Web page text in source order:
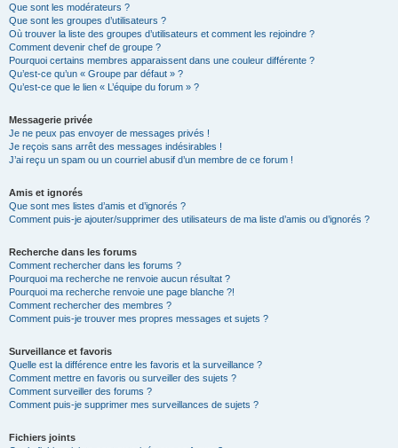
Que sont les modérateurs ?
Que sont les groupes d’utilisateurs ?
Où trouver la liste des groupes d’utilisateurs et comment les rejoindre ?
Comment devenir chef de groupe ?
Pourquoi certains membres apparaissent dans une couleur différente ?
Qu’est-ce qu’un « Groupe par défaut » ?
Qu’est-ce que le lien « L’équipe du forum » ?
Messagerie privée
Je ne peux pas envoyer de messages privés !
Je reçois sans arrêt des messages indésirables !
J’ai reçu un spam ou un courriel abusif d’un membre de ce forum !
Amis et ignorés
Que sont mes listes d’amis et d’ignorés ?
Comment puis-je ajouter/supprimer des utilisateurs de ma liste d’amis ou d’ignorés ?
Recherche dans les forums
Comment rechercher dans les forums ?
Pourquoi ma recherche ne renvoie aucun résultat ?
Pourquoi ma recherche renvoie une page blanche ?!
Comment rechercher des membres ?
Comment puis-je trouver mes propres messages et sujets ?
Surveillance et favoris
Quelle est la différence entre les favoris et la surveillance ?
Comment mettre en favoris ou surveiller des sujets ?
Comment surveiller des forums ?
Comment puis-je supprimer mes surveillances de sujets ?
Fichiers joints